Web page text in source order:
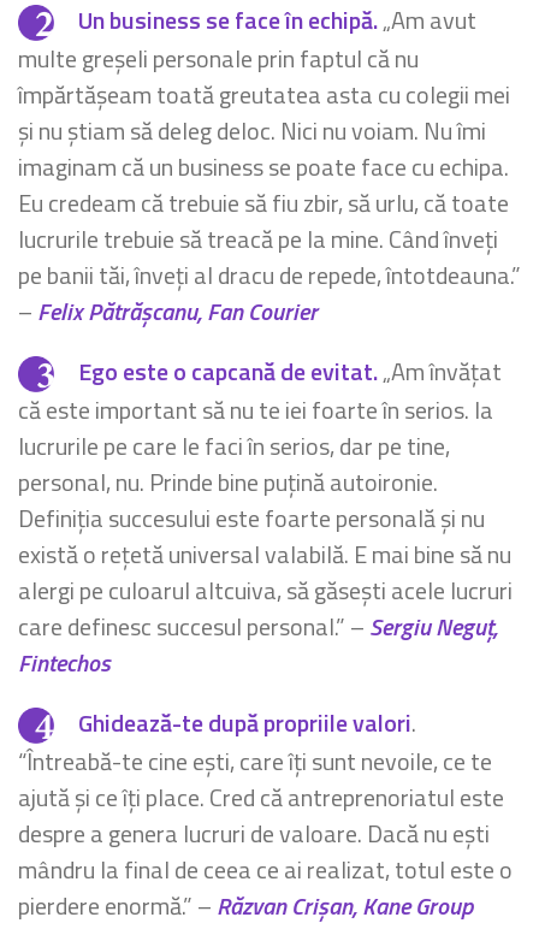
Un business se face în echipă.„Am avut
multe greșeli personale prin faptul că nu
împărtășeam toată greutatea asta cu colegii mei
și nu știam să deleg deloc. Nici nu voiam. Nu îmi
imaginam că un business se poate face cu echipa.
Eu credeam că trebuie să fiu zbir, să urlu, că toate
lucrurile trebuie să treacă pe la mine. Când înveți
pe banii tăi, înveți al dracu de repede, întotdeauna.”
–Felix Pătrășcanu, Fan Courier
Ego este o capcană de evitat.„Am învățat
că este important să nu te iei foarte în serios. Ia
lucrurile pe care le faci în serios, dar pe tine,
personal, nu. Prinde bine puțină autoironie.
Definiția succesului este foarte personală și nu
există o rețetă universal valabilă. E mai bine să nu
alergi pe culoarul altcuiva, să găsești acele lucruri
care definesc succesul personal.” –Sergiu Neguț,
Fintechos
Ghidează-te după propriile valori.
“Întreabă-te cine ești, care îți sunt nevoile, ce te
ajută și ce îți place. Cred că antreprenoriatul este
despre a genera lucruri de valoare. Dacă nu ești
mândru la final de ceea ce ai realizat, totul este o
pierdere enormă.” –Răzvan Crișan, Kane Group